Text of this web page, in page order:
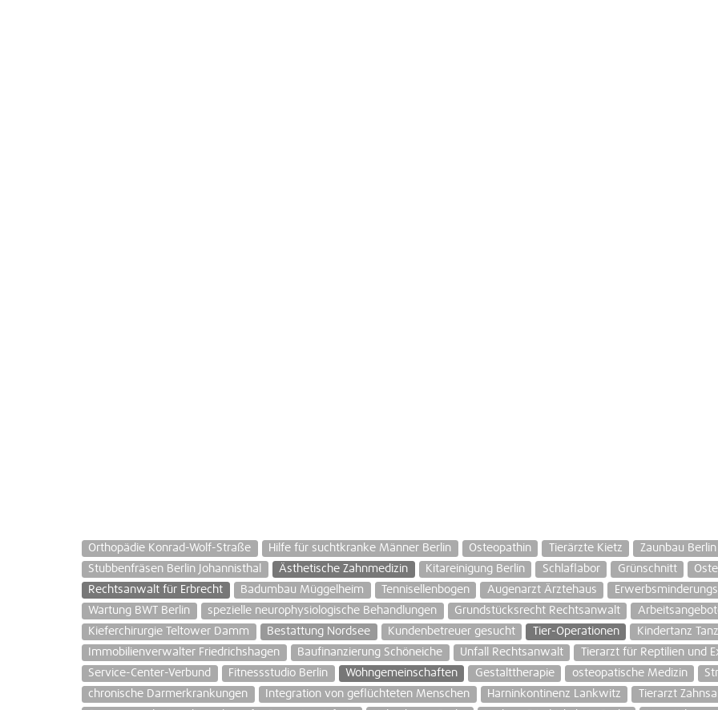
Orthopädie Konrad-Wolf-Straße Hilfe für suchtkranke Männer Berlin Osteopathin Tierärzte Kietz Zaunbau
Stubbenfräsen Berlin Johannisthal
Ästhetische Zahnmedizin Kitareinigung Berlin Schlaflabor Grünschnitt
Rechtsanwalt für Erbrecht
Badumbau Müggelheim Tennisellenbogen Augenarzt Ärztehaus
Wartung BWT Berlin
spezielle neurophysiologische Behandlungen Grundstücksrecht Rechtsanwalt
Kieferchirurgie Teltower Damm
Bestattung Nordsee Kundenbetreuer gesucht Tier-Operationen Kindertanz
Immobilienverwalter Friedrichshagen
Baufinanzierung Schöneiche Unfall Rechtsanwalt Tierarzt für Reptilien und
Service-Center-Verbund
Fitnessstudio Berlin Wohngemeinschaften Gestalttherapie osteopatische Medizin
chronische Darmerkrankungen
Integration von geflüchteten Menschen Harninkontinenz Lankwitz Tierarzt